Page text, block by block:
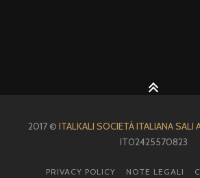
2017 © ITALKALI SOCIETÀ ITALIANA SALI
IT02425570823
PRIVACY POLICY NOTE LEGALI